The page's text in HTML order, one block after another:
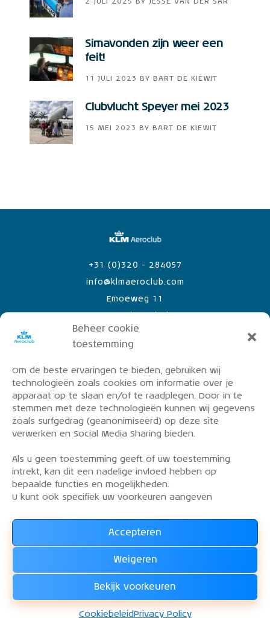
Beheer cookie
toestemming
Om de beste ervaringen te bieden, gebruiken wij
technologieën zoals cookies om informatie over je
apparaat op te slaan en/of te raadplegen. Door in te
stemmen met deze technologieën kunnen wij gegevens
zoals surfgedrag (geanonimiseerd) op deze site
verwerken en Social Media Sharing bieden.
Als u geen toestemming geeft of uw toestemming
intrekt, kan dit een nadelige invloed hebben op
bepaalde functies en mogelijkheden.
U kunt ook specifiek uw voorkeuren aangeven
Accepteren
Weigeren
Bekijk voorkeuren
Cookiebeleid Privacy Policy
2 JULI 2025 BY JESSE VAN DER SAR
Simavonden zijn weer een
feit!
11 JULI 2023 BY BART DE KIEWIT
Clubvlucht Speyer mei 2023
15 MEI 2023 BY BART DE KIEWIT
Emoeweg 11
info@klmaeroclub.com
+31 (0)320 - 284057
PRIVACY POLICY
OVER DE KLM AEROCLUB
VLIEGLESSEN
VLOOT
Word lid van de KLM Aeroclub. Basis lid, simulator
lid of vliegend lid. Ook niet KLM-ers zijn welkom!
Lees alles over het lidmaatschap van de KLM Aeroclub
WORD LID !!!
© 2026. Alle rechten voorbehouden.